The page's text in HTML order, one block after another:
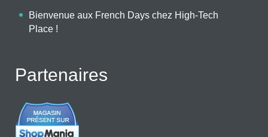
Bienvenue aux French Days chez High-Tech
Place !
Partenaires